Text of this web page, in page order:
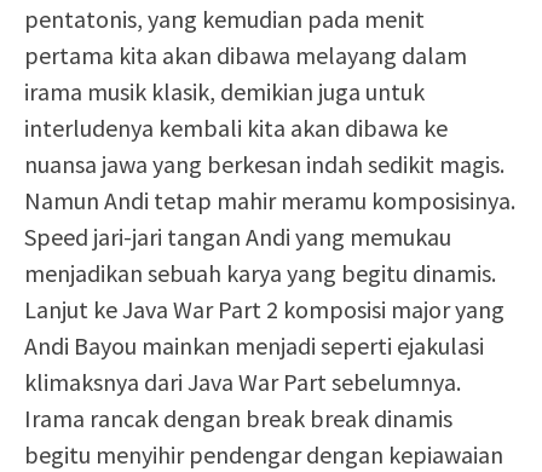
pentatonis, yang kemudian pada menit
pertama kita akan dibawa melayang dalam
irama musik klasik, demikian juga untuk
interludenya kembali kita akan dibawa ke
nuansa jawa yang berkesan indah sedikit magis.
Namun Andi tetap mahir meramu komposisinya.
Speed jari-jari tangan Andi yang memukau
menjadikan sebuah karya yang begitu dinamis.
Lanjut ke Java War Part 2 komposisi major yang
Andi Bayou mainkan menjadi seperti ejakulasi
klimaksnya dari Java War Part sebelumnya.
Irama rancak dengan break break dinamis
begitu menyihir pendengar dengan kepiawaian